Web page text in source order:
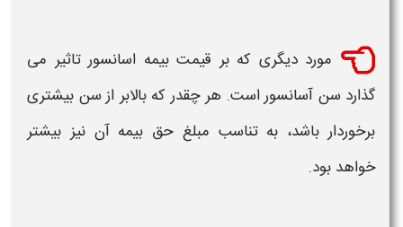
مورد دیگری که بر قیمت بیمه اسانسور تاثیر می
گذارد سن آسانسوراست. هر چقدر که بالابر از سن بیشتری
برخوردار باشد، به تناسب مبلغ حق بیمه آن نیز بیشتر
خواهد بود.